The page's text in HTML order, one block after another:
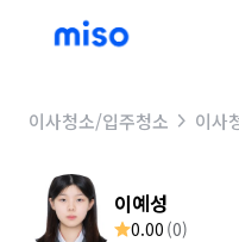
이사청소/입주청소 이사
이예성
0.00 (0)